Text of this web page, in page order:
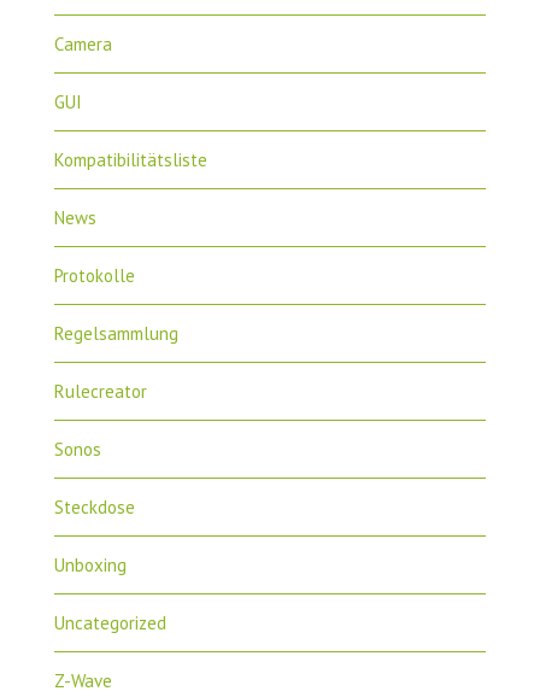
Camera
GUI
Kompatibilitätsliste
News
Protokolle
Regelsammlung
Rulecreator
Sonos
Steckdose
Unboxing
Uncategorized
Z-Wave